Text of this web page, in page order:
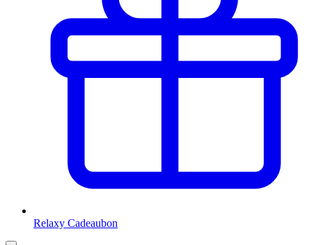
Relaxy Cadeaubon